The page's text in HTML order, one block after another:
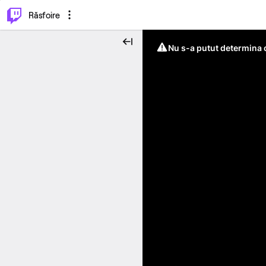
Răsfoire
Nu s-a putut